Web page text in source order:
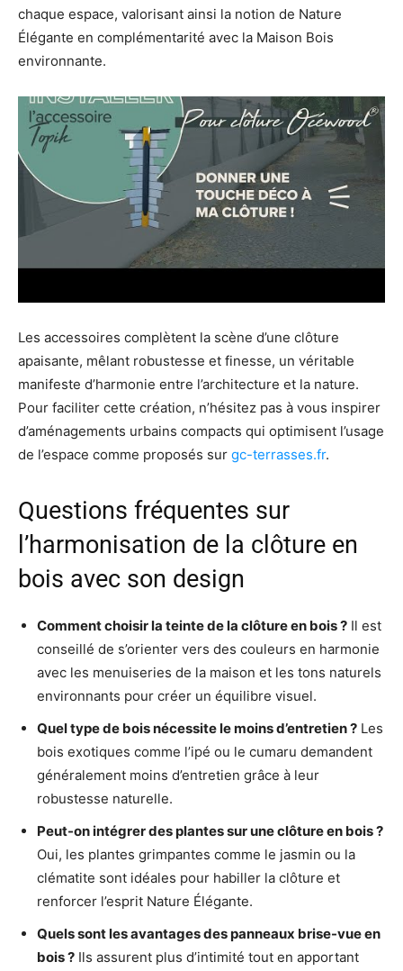
chaque espace, valorisant ainsi la notion de Nature
Élégante en complémentarité avec la Maison Bois
environnante.
Les accessoires complètent la scène d’une clôture
apaisante, mêlant robustesse et finesse, un véritable
manifeste d’harmonie entre l’architecture et la nature.
Pour faciliter cette création, n’hésitez pas à vous inspirer
d’aménagements urbains compacts qui optimisent l’usage
de l’espace comme proposés sur gc-terrasses.fr.
Questions fréquentes sur
l’harmonisation de la clôture en
bois avec son design
Comment choisir la teinte de la clôture en bois ? Il est
conseillé de s’orienter vers des couleurs en harmonie
avec les menuiseries de la maison et les tons naturels
environnants pour créer un équilibre visuel.
Quel type de bois nécessite le moins d’entretien ? Les
bois exotiques comme l’ipé ou le cumaru demandent
généralement moins d’entretien grâce à leur
robustesse naturelle.
Peut-on intégrer des plantes sur une clôture en bois ?
Oui, les plantes grimpantes comme le jasmin ou la
clématite sont idéales pour habiller la clôture et
renforcer l’esprit Nature Élégante.
Quels sont les avantages des panneaux brise-vue en
bois ? Ils assurent plus d’intimité tout en apportant